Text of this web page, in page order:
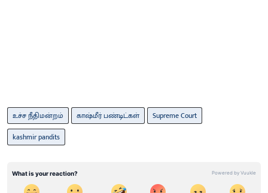
உச்ச நீதிமன்றம் காஷ்மீர் பண்டிட்கள்
Supreme Court
kashmir pandits